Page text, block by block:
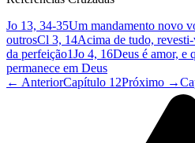
Jo 13, 34-35Um mandamento novo
outrosCl 3, 14Acima de tudo,
da perfeição1Jo 4, 16Deus é amor, e
permanece em Deus
← AnteriorCapítulo 12Próximo →